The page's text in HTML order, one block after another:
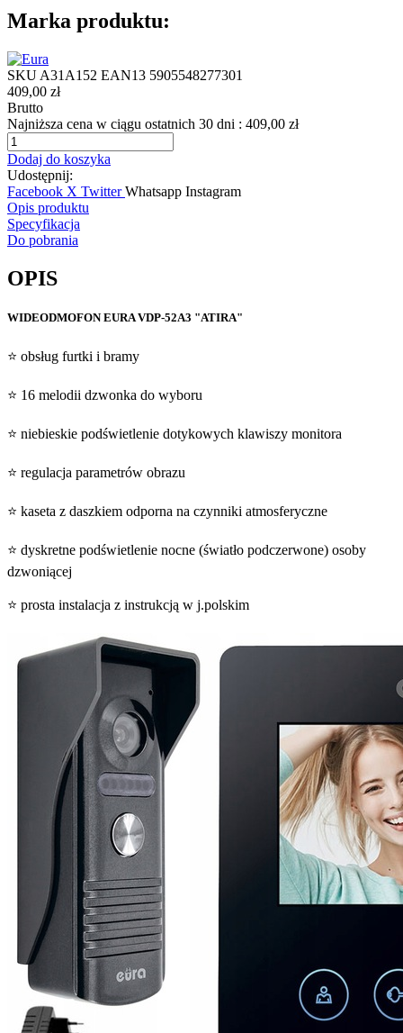
Marka produktu:
SKU A31A152 EAN13 5905548277301
409,00 zł
Brutto
Najniższa cena w ciągu ostatnich 30 dni : 409,00 zł
Dodaj do koszyka
Udostępnij:
Facebook X Twitter Whatsapp Instagram
Opis produktu
Specyfikacja
Do pobrania
OPIS
WIDEODMOFON EURA VDP-52A3 "ATIRA"
⭐ obsług furtki i bramy
⭐ 16 melodii dzwonka do wyboru
⭐ niebieskie podświetlenie dotykowych klawiszy monitora
⭐ regulacja parametrów obrazu
⭐ kaseta z daszkiem odporna na czynniki atmosferyczne
⭐ dyskretne podświetlenie nocne (światło podczerwone) osoby
dzwoniącej
⭐ prosta instalacja z instrukcją w j.polskim